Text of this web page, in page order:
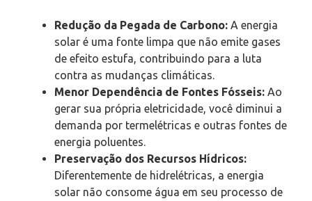
Redução da Pegada de Carbono: A energia
solar é uma fonte limpa que não emite gases
de efeito estufa, contribuindo para a luta
contra as mudanças climáticas.
Menor Dependência de Fontes Fósseis: Ao
gerar sua própria eletricidade, você diminui a
demanda por termelétricas e outras fontes de
energia poluentes.
Preservação dos Recursos Hídricos:
Diferentemente de hidrelétricas, a energia
solar não consome água em seu processo de